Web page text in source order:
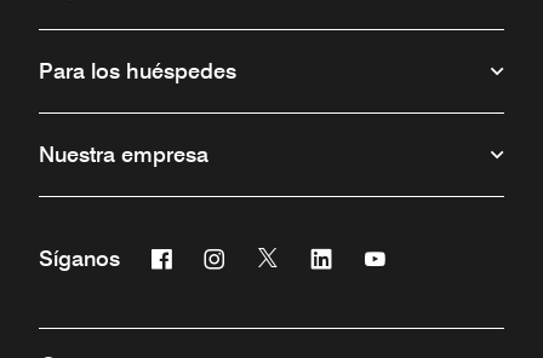
Para los huéspedes
Nuestra empresa
Síganos Facebook
Abre una ventana nueva
Instagram
Abre una ventana nueva
Twitter
Abre una ventana nueva
Linkedin
Abre una ventana nueva
Abre una ventana